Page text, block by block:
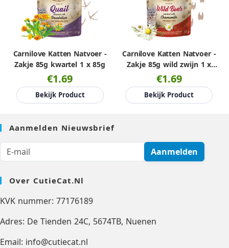
Carnilove Katten Natvoer -
Zakje 85g kwartel 1 x 85g
€1.69
Bekijk Product
Carnilove Katten Natvoer -
Zakje 85g wild zwijn 1 x
85g
€1.69
Bekijk Product
Aanmelden Nieuwsbrief
Aanmelden
Over CutieCat.nl
KVK nummer: 77176189
Adres: De Tienden 24C, 5674TB, Nuenen
Email: info@cutiecat.nl